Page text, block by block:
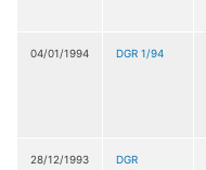
04/01/1994 DGR 1/94
28/12/1993
DGR